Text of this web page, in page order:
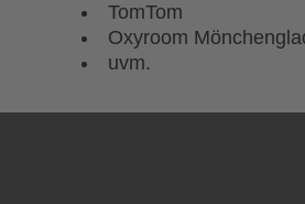
TomTom
Oxyroom
uvm.